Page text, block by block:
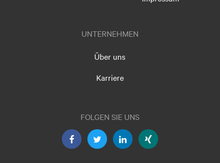
UNTERNEHMEN
Über uns
Karriere
FOLGEN SIE UNS